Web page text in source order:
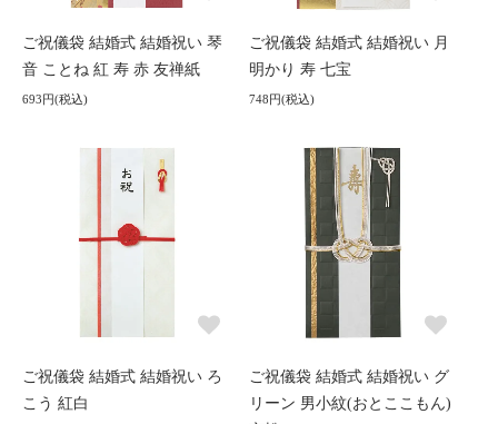
ご祝儀袋 結婚式 結婚祝い 琴
音 ことね 紅 寿 赤 友禅紙
693円(税込)
ご祝儀袋 結婚式 結婚祝い 月
明かり 寿 七宝
748円(税込)
ご祝儀袋 結婚式 結婚祝い ろ
こう 紅白
ご祝儀袋 結婚式 結婚祝い グ
リーン 男小紋(おとここもん)